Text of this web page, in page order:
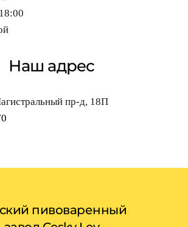
Наш адрес
пр-д, 18П
пивоваренный